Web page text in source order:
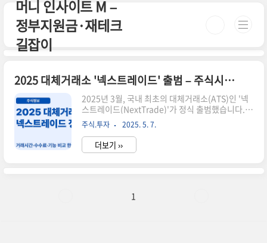
본문 바로가기
머니 인사이트 M –
정부지원금·재테크
길잡이
2025 대체거래소 '넥스트레이드' 출범 – 주식시장에 불어올 변화
2025년 3월, 국내 최초의 대체거래소(ATS)인 '넥
스트레이드(NextTrade)'가 정식 출범했습니다.
기존의 한국거래소(KRX) 중심의 시장에 새로운 경
쟁자가 등장한 것이죠. 과연 이 변화는 투자자에게
어떤 기회를 줄까요? 오늘은 넥스트레이드의 주요
특징과 기대 효과를 자세히 알려드립니다.🚀 넥스
수수료 – 기존 KRX보다 거래 수수료 인하📊 기존
주식.투자 2025. 5. 7.
더보기 ››
1